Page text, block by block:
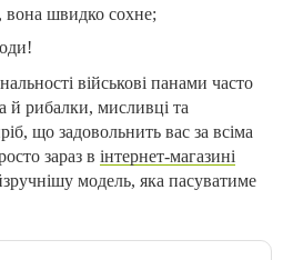
вона швидко сохне;
військові панами часто
й рибалки, мисливці та
що задовольнить вас за всіма
зараз в інтернет-магазині
модель, яка пасуватиме